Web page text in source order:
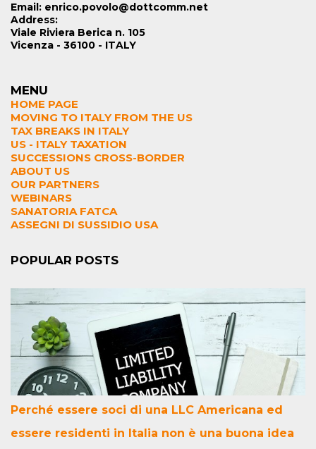
Email: enrico.povolo@dottcomm.net
Address:
Viale Riviera Berica n. 105
Vicenza - 36100 - ITALY
MENU
HOME PAGE
MOVING TO ITALY FROM THE US
TAX BREAKS IN ITALY
US - ITALY TAXATION
SUCCESSIONS CROSS-BORDER
ABOUT US
OUR PARTNERS
WEBINARS
SANATORIA FATCA
ASSEGNI DI SUSSIDIO USA
POPULAR POSTS
Perché essere soci di una LLC Americana ed
essere residenti in Italia non è una buona idea